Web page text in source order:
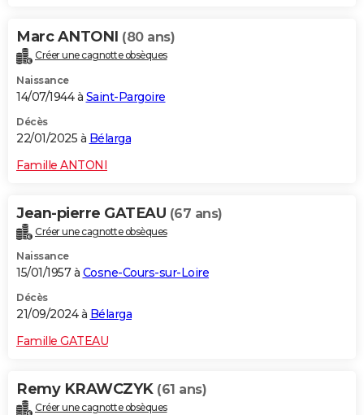
Marc ANTONI (80 ans)
Créer une cagnotte obsèques
Naissance
14/07/1944 à Saint-Pargoire
Décès
22/01/2025 à Bélarga
Famille ANTONI
Jean-pierre GATEAU (67 ans)
Créer une cagnotte obsèques
Naissance
15/01/1957 à Cosne-Cours-sur-Loire
Décès
21/09/2024 à Bélarga
Famille GATEAU
Remy KRAWCZYK (61 ans)
Créer une cagnotte obsèques